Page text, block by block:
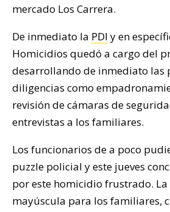
mercado Los Carrera.
De inmediato la PDI y en
Homicidios quedó a cargo del
desarrollando de inmediato las
diligencias como
revisión de cámaras de
entrevistas a los familiares.
Los funcionarios de a poco
puzzle policial y este jueves
por este homicidio frustrado.
mayúscula para los familiares,